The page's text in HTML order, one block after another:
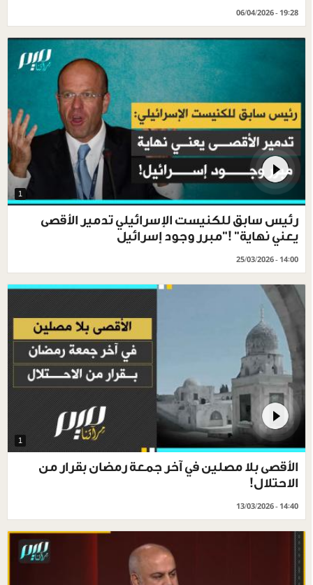
06/04/2026 - 19:28
1
رئيس سابق للكنيست الإسرائيلي تدمير الأقصى
يعني نهاية" !"مبرر وجود إسرائيل
25/03/2026 - 14:00
1
الأقصى بلا مصلين في آخر جمعة رمضان بقرار من
الاحتلال!
13/03/2026 - 14:40